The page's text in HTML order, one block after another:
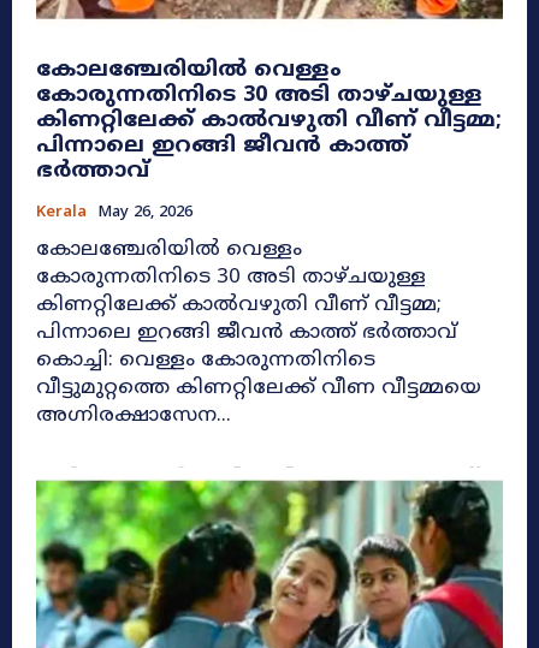
കോലഞ്ചേരിയിൽ വെള്ളം
കോരുന്നതിനിടെ 30 അടി താഴ്ചയുള്ള
കിണറ്റിലേക്ക് കാൽവഴുതി വീണ് വീട്ടമ്മ;
പിന്നാലെ ഇറങ്ങി ജീവൻ കാത്ത്
ഭർത്താവ്
Kerala May 26, 2026
കോലഞ്ചേരിയിൽ വെള്ളം
കോരുന്നതിനിടെ 30 അടി താഴ്ചയുള്ള
കിണറ്റിലേക്ക് കാൽവഴുതി വീണ് വീട്ടമ്മ;
പിന്നാലെ ഇറങ്ങി ജീവൻ കാത്ത് ഭർത്താവ്
കൊച്ചി: വെള്ളം കോരുന്നതിനിടെ
വീട്ടുമുറ്റത്തെ കിണറ്റിലേക്ക് വീണ വീട്ടമ്മയെ
അഗ്നിരക്ഷാസേന...